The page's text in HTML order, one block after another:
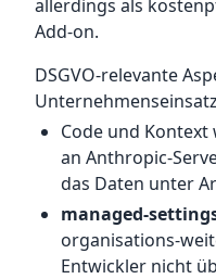
allerdings als
Add-on.
DSGVO-relevante
Code und
an Anthropic-
das Daten unter
managed-
organisations-
Entwickler nicht